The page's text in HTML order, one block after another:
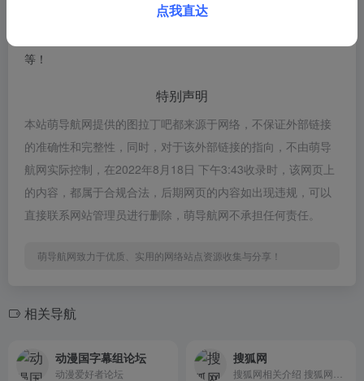
还是需要根据您自身的需求以及需要，一些确切的数据则需要
等！
特别声明
本站萌导航网提供的图拉丁吧都来源于网络，不保证外部链接
的准确性和完整性，同时，对于该外部链接的指向，不由萌导
航网实际控制，在2022年8月18日 下午3:43收录时，该网页上
的内容，都属于合规合法，后期网页的内容如出现违规，可以
直接联系网站管理员进行删除，萌导航网不承担任何责任。
萌导航网致力于优质、实用的网络站点资源收集与分享！
相关导航
动漫国字幕组论坛
动漫爱好者论坛
搜狐网
点我直达